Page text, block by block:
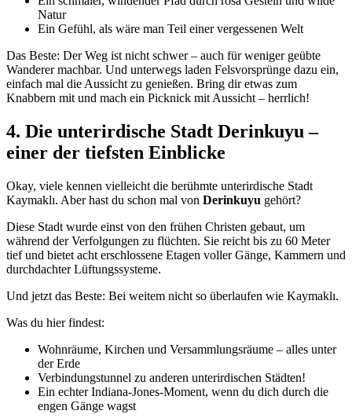
Natur
Ein Gefühl, als wäre man Teil einer vergessenen Welt
Das Beste: Der Weg ist nicht schwer – auch für weniger geübte
Wanderer machbar. Und unterwegs laden Felsvorsprünge dazu ein,
einfach mal die Aussicht zu genießen. Bring dir etwas zum
Knabbern mit und mach ein Picknick mit Aussicht – herrlich!
4. Die unterirdische Stadt Derinkuyu –
einer der tiefsten Einblicke
Okay, viele kennen vielleicht die berühmte unterirdische Stadt
Kaymaklı. Aber hast du schon mal von Derinkuyu gehört?
Diese Stadt wurde einst von den frühen Christen gebaut, um
während der Verfolgungen zu flüchten. Sie reicht bis zu 60 Meter
tief und bietet acht erschlossene Etagen voller Gänge, Kammern und
durchdachter Lüftungssysteme.
Und jetzt das Beste: Bei weitem nicht so überlaufen wie Kaymaklı.
Was du hier findest:
Wohnräume, Kirchen und Versammlungsräume – alles unter
der Erde
Verbindungstunnel zu anderen unterirdischen Städten!
Ein echter Indiana-Jones-Moment, wenn du dich durch die
engen Gänge wagst